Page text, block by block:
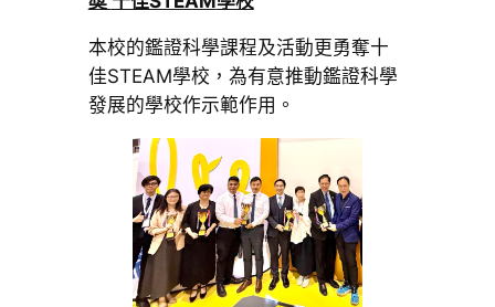
本校的鑑證科學課程及活動更勇奪十
佳STEAM學校，為有意推動鑑證科學
發展的學校作示範作用。